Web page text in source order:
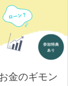
金のギモン